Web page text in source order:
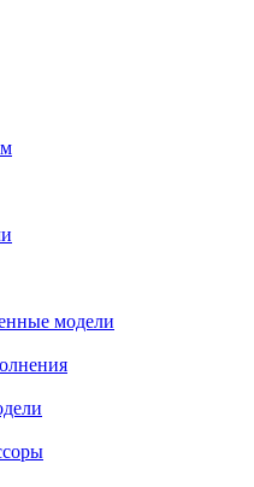
модели